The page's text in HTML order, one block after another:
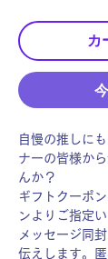
カ
自慢の推しに
ナーの皆様か
んか？
ギフトクーポ
ンよりご指定い
メッセージ同
伝えします。